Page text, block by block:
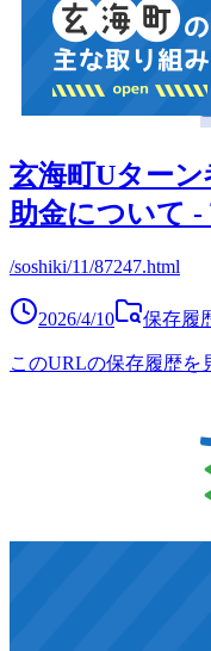
玄海町Uター
助金について
/soshiki/11/87247.html
2026/4/10 保存履
このURLの保存履歴を